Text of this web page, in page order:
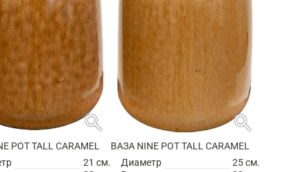
search
POT TALL CARAMEL
21 см.
search
ВАЗА NINE POT TALL CARAMEL
Диаметр
25 см.